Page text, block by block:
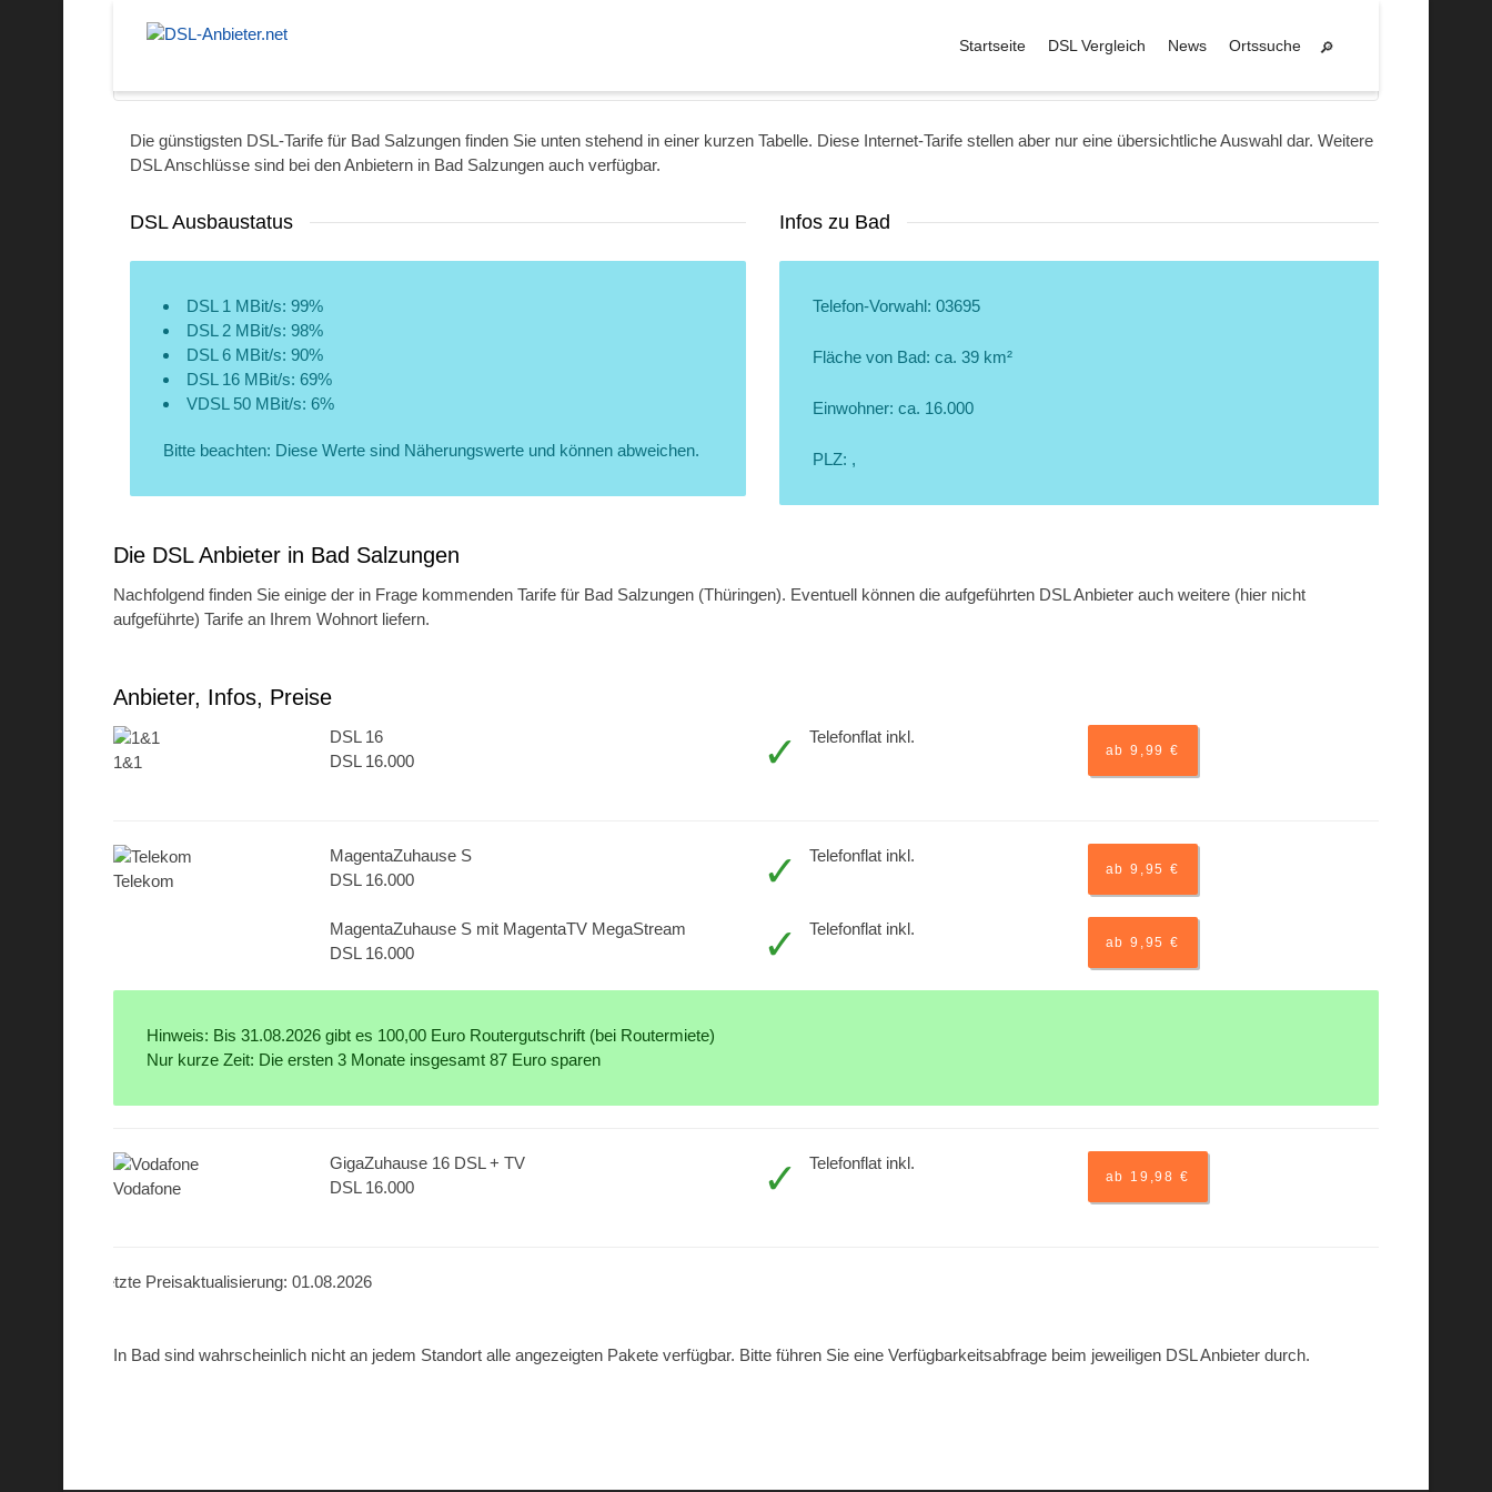
Startseite DSL Vergleich News Ortssuche
Die günstigsten DSL-Tarife für Bad Salzungen finden Sie unten stehend in einer kurzen Tabelle. Diese Internet-Tarife stellen aber nur eine übersichtliche Auswahl dar. Weitere
DSL Anschlüsse sind bei den Anbietern in Bad Salzungen auch verfügbar.
DSL Ausbaustatus
DSL 1 MBit/s: 99%
DSL 2 MBit/s: 98%
DSL 6 MBit/s: 90%
DSL 16 MBit/s: 69%
VDSL 50 MBit/s: 6%
Bitte beachten: Diese Werte sind Näherungswerte und können abweichen.
Infos zu Bad
Telefon-Vorwahl: 03695
Fläche von Bad: ca. 39 km²
Einwohner: ca. 16.000
PLZ: ,
Die DSL Anbieter in Bad Salzungen
Nachfolgend finden Sie einige der in Frage kommenden Tarife für Bad Salzungen (Thüringen). Eventuell können die aufgeführten DSL Anbieter auch weitere (hier nicht
aufgeführte) Tarife an Ihrem Wohnort liefern.
Anbieter, Infos, Preise
1&1
DSL 16
DSL 16.000
Telefonflat inkl.
ab 9,99 €
Telekom
MagentaZuhause S
DSL 16.000
Telefonflat inkl.
ab 9,95 €
MagentaZuhause S mit MagentaTV MegaStream
DSL 16.000
Telefonflat inkl.
ab 9,95 €
Hinweis: Bis 31.08.2026 gibt es 100,00 Euro Routergutschrift (bei Routermiete)
Nur kurze Zeit: Die ersten 3 Monate insgesamt 87 Euro sparen
Vodafone
GigaZuhause 16 DSL + TV
DSL 16.000
Telefonflat inkl.
ab 19,98 €
Letzte Preisaktualisierung: 01.08.2026
In Bad sind wahrscheinlich nicht an jedem Standort alle angezeigten Pakete verfügbar. Bitte führen Sie eine Verfügbarkeitsabfrage beim jeweiligen DSL Anbieter durch.